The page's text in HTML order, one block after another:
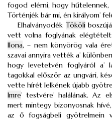
fogod elérni, hogy hűtelennek,
Történjék bár mi, én királyom’
Elhalványodék Tököli
vett volna foglyának
Ilona, – nem könyörög vala
szavai annyira vették a’
hogy levetetvén foglyáról a’
tagokkal először az ungvári,
vette hírét lelkének újabb
Imre’ testvére’ halálának. Az
mert mintegy bizonyosnak
az ő fogságbeli gyötrelmein